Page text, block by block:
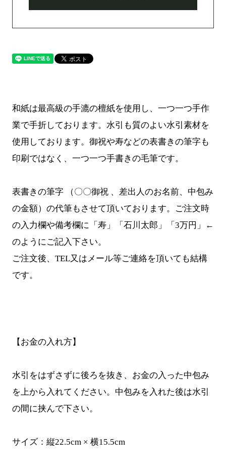
和紙は最高級の手漉の檀紙を使用し、一つ一つ手作
業で手折しております。水引も質のよい水引素材を
使用しております。御祝や寿などの表書きの筆字も
印刷ではなく、一つ一つ手書きの毛筆です。
表書きの筆字 （〇〇御祝 、差出人のお名前、中包み
の金額）の代筆もさせて頂いております。ご注文時
の入力欄や備考欄に「寿」「石川太郎」「3万円」←
のようにご記入下さい。
ご注文後、TEL又はメール等ご連絡を頂いても結構
です。
【お金の入れ方】
水引をはずさずに後ろを抜き、お金の入った中包み
を上から入れてください。中包みを入れた後は水引
の間に挟んで下さい。
サイズ：縦22.5cm × 横15.5cm